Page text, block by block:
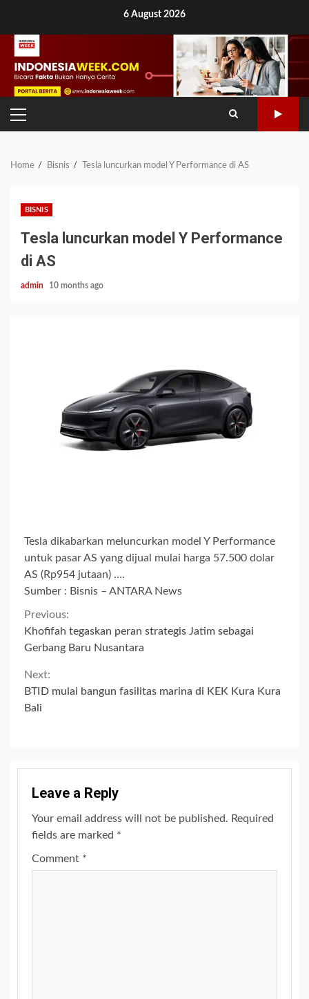
content
6 August 2026
PRIMARY
MENU
Home Bisnis Tesla luncurkan model Y Performance di AS
BISNIS
Tesla luncurkan model Y Performance
di AS
admin 10 months ago
Tesla dikabarkan meluncurkan model Y Performance
untuk pasar AS yang dijual mulai harga 57.500 dolar
AS (Rp954 jutaan) ….
Sumber : Bisnis – ANTARA News
Continue
Reading
Previous:
Khofifah tegaskan peran strategis Jatim sebagai
Gerbang Baru Nusantara
Next:
BTID mulai bangun fasilitas marina di KEK Kura Kura
Bali
Leave a Reply
Your email address will not be published. Required
fields are marked *
Comment *